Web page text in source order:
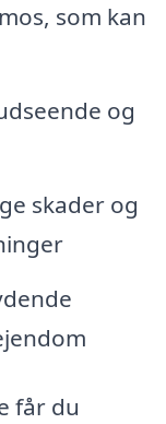
som kan
og
skader og
får du